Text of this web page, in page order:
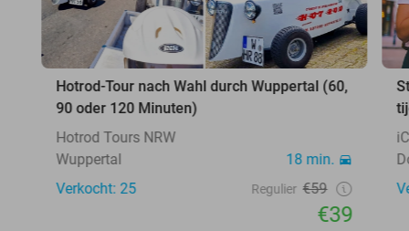
Hotrod-Tour nach Wahl durch Wuppertal (60,
90 oder 120 Minuten)
Hotrod Tours NRW
Wuppertal
18 min.
Verkocht: 25
Regulier €59
€39